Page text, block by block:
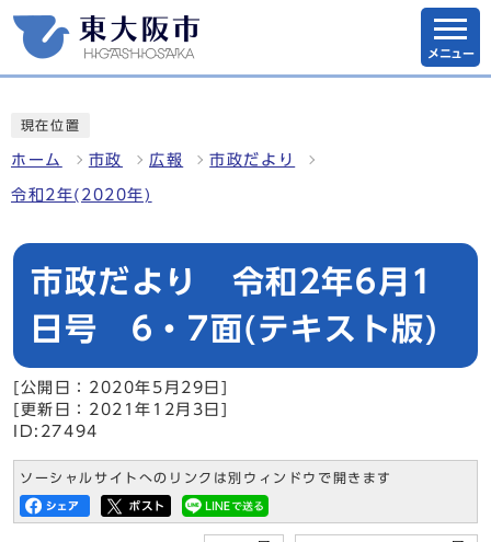
メニュー
現在位置
ホーム 市政 広報 市政だより
令和2年(2020年)
市政だより 令和2年6月1
日号 6・7面(テキスト版)
[公開日：2020年5月29日]
[更新日：2021年12月3日]
ID:27494
ソーシャルサイトへのリンクは別ウィンドウで開きます